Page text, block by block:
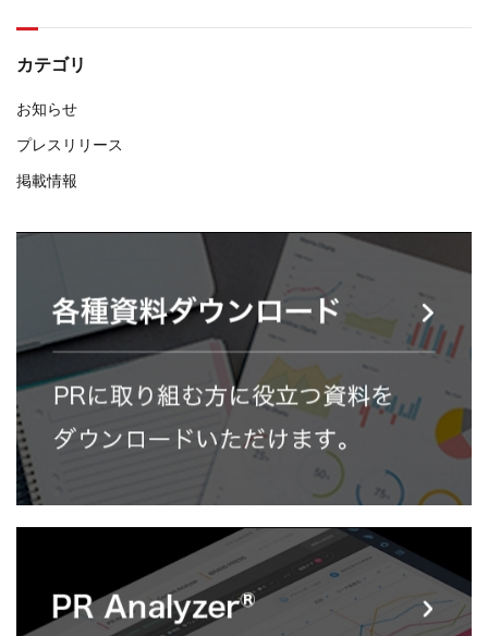
カテゴリ
お知らせ
プレスリリース
掲載情報